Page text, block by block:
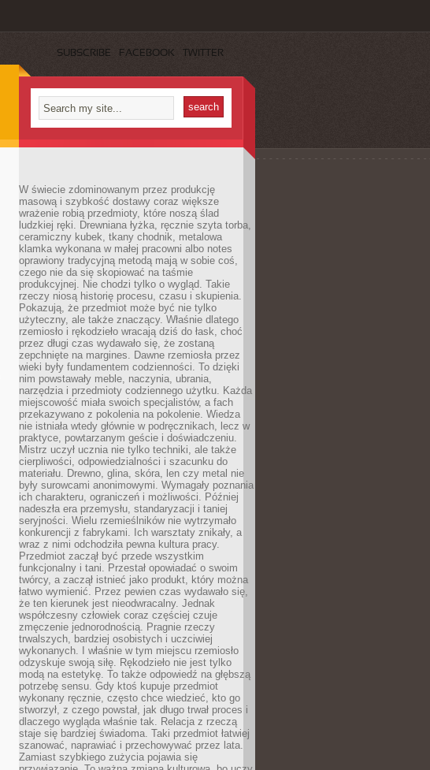
SUBSCRIBE FACEBOOK TWITTER
W świecie zdominowanym przez produkcję
masową i szybkość dostawy coraz większe
wrażenie robią przedmioty, które noszą ślad
ludzkiej ręki. Drewniana łyżka, ręcznie szyta torba,
ceramiczny kubek, tkany chodnik, metalowa
klamka wykonana w małej pracowni albo notes
oprawiony tradycyjną metodą mają w sobie coś,
czego nie da się skopiować na taśmie
produkcyjnej. Nie chodzi tylko o wygląd. Takie
rzeczy niosą historię procesu, czasu i skupienia.
Pokazują, że przedmiot może być nie tylko
użyteczny, ale także znaczący. Właśnie dlatego
rzemiosło i rękodzieło wracają dziś do łask, choć
przez długi czas wydawało się, że zostaną
zepchnięte na margines. Dawne rzemiosła przez
wieki były fundamentem codzienności. To dzięki
nim powstawały meble, naczynia, ubrania,
narzędzia i przedmioty codziennego użytku. Każda
miejscowość miała swoich specjalistów, a fach
przekazywano z pokolenia na pokolenie. Wiedza
nie istniała wtedy głównie w podręcznikach, lecz w
praktyce, powtarzanym geście i doświadczeniu.
Mistrz uczył ucznia nie tylko techniki, ale także
cierpliwości, odpowiedzialności i szacunku do
materiału. Drewno, glina, skóra, len czy metal nie
były surowcami anonimowymi. Wymagały poznania
ich charakteru, ograniczeń i możliwości. Później
nadeszła era przemysłu, standaryzacji i taniej
seryjności. Wielu rzemieślników nie wytrzymało
konkurencji z fabrykami. Ich warsztaty znikały, a
wraz z nimi odchodziła pewna kultura pracy.
Przedmiot zaczął być przede wszystkim
funkcjonalny i tani. Przestał opowiadać o swoim
twórcy, a zaczął istnieć jako produkt, który można
łatwo wymienić. Przez pewien czas wydawało się,
że ten kierunek jest nieodwracalny. Jednak
współczesny człowiek coraz częściej czuje
zmęczenie jednorodnością. Pragnie rzeczy
trwalszych, bardziej osobistych i uczciwiej
wykonanych. I właśnie w tym miejscu rzemiosło
odzyskuje swoją siłę. Rękodzieło nie jest tylko
modą na estetykę. To także odpowiedź na głębszą
potrzebę sensu. Gdy ktoś kupuje przedmiot
wykonany ręcznie, często chce wiedzieć, kto go
stworzył, z czego powstał, jak długo trwał proces i
dlaczego wygląda właśnie tak. Relacja z rzeczą
staje się bardziej świadoma. Taki przedmiot łatwiej
szanować, naprawiać i przechowywać przez lata.
Zamiast szybkiego zużycia pojawia się